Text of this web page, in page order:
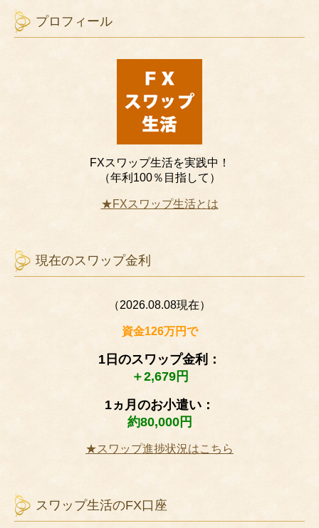
プロフィール
FXスワップ生活を実践中！
（年利100％目指して）
★FXスワップ生活とは
現在のスワップ金利
（2026.08.08現在）
資金126万円で
1日のスワップ金利：
＋2,679円
1ヵ月のお小遣い：
約80,000円
★スワップ進捗状況はこちら
スワップ生活のFX口座